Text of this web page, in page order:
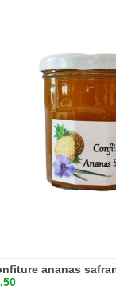
ananas